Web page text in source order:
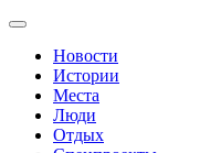
Новости
Истории
Места
Люди
Отдых